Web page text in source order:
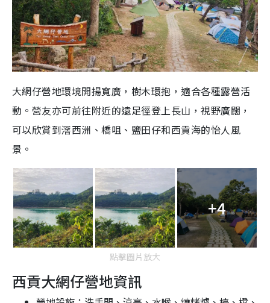
大網仔營地環境開揚寬廣，樹木環抱，適合各種露營活
動。營友亦可前往附近的遠足徑登上長山，視野廣闊，
可以欣賞到滘西洲、橋咀、鹽田仔和西貢海的怡人風
景。
+4
點擊圖片放大
西貢大網仔營地資訊